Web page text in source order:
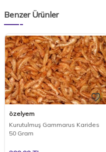
Benzer Ürünler
özelyem
Kurutulmuş Gammarus Karides
50 Gram